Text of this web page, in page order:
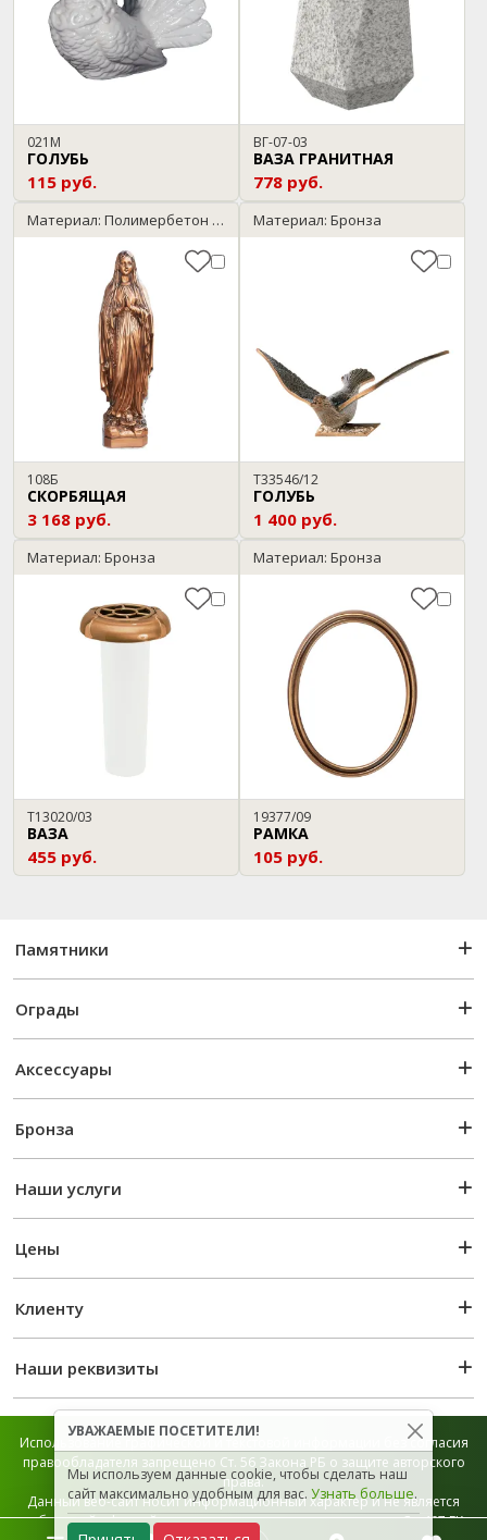
021М
ГОЛУБЬ
115 руб.
ВГ-07-03
ВАЗА ГРАНИТНАЯ
778 руб.
Материал: Полимербетон / бронза
108Б
СКОРБЯЩАЯ
3 168 руб.
Материал: Бронза
T33546/12
ГОЛУБЬ
1 400 руб.
Материал: Бронза
T13020/03
ВАЗА
455 руб.
Материал: Бронза
19377/09
РАМКА
105 руб.
Памятники
Ограды
Аксессуары
Бронза
Наши услуги
Цены
Клиенту
Наши реквизиты
Использование графической и текстовой информации без согласия
правообладателя запрещено Ст. 56 Закона РБ о защите авторского
права.
Данный веб-сайт носит информационный характер и не является
публичной офертой, которая определяется положением Ст. 407 ГК
УВАЖАЕМЫЕ ПОСЕТИТЕЛИ!
Мы используем данные cookie, чтобы сделать наш
сайт максимально удобным для вас. Узнать больше.